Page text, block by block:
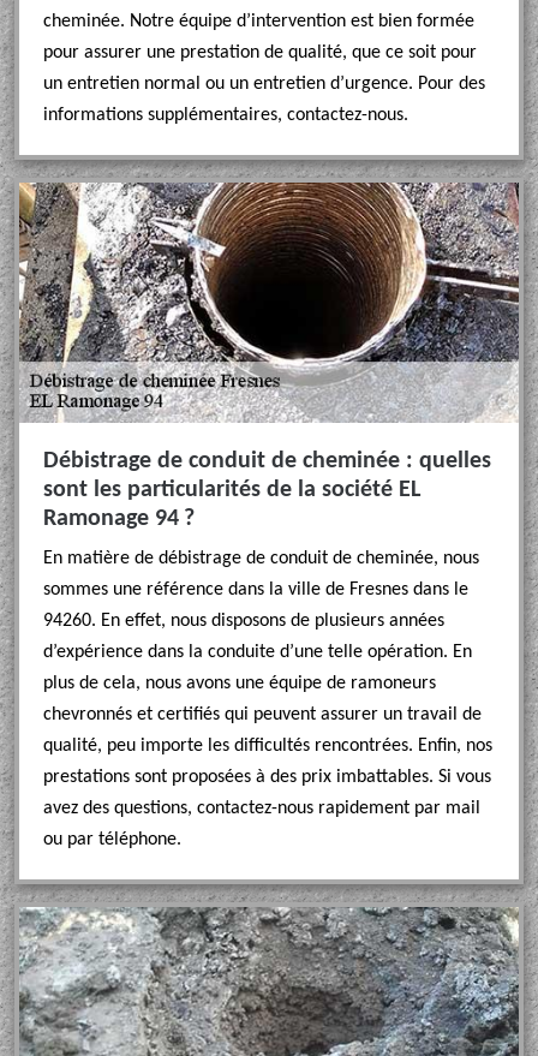
cheminée. Notre équipe d’intervention est bien formée
pour assurer une prestation de qualité, que ce soit pour
un entretien normal ou un entretien d’urgence. Pour des
informations supplémentaires, contactez-nous.
Débistrage de conduit de cheminée : quelles
sont les particularités de la société EL
Ramonage 94 ?
En matière de débistrage de conduit de cheminée, nous
sommes une référence dans la ville de Fresnes dans le
94260. En effet, nous disposons de plusieurs années
d’expérience dans la conduite d’une telle opération. En
plus de cela, nous avons une équipe de ramoneurs
chevronnés et certifiés qui peuvent assurer un travail de
qualité, peu importe les difficultés rencontrées. Enfin, nos
prestations sont proposées à des prix imbattables. Si vous
avez des questions, contactez-nous rapidement par mail
ou par téléphone.